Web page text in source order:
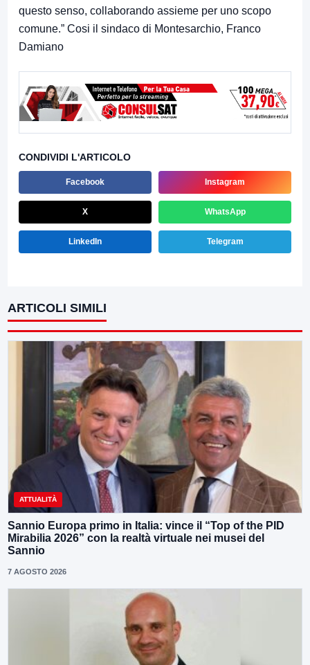
questo senso, collaborando assieme per uno scopo
comune.” Cosi il sindaco di Montesarchio, Franco
Damiano
CONDIVIDI L'ARTICOLO
Facebook Instagram
X WhatsApp
LinkedIn Telegram
ARTICOLI SIMILI
ATTUALITÀ
Sannio Europa primo in Italia: vince il “Top of the PID
Mirabilia 2026” con la realtà virtuale nei musei del
Sannio
7 AGOSTO 2026